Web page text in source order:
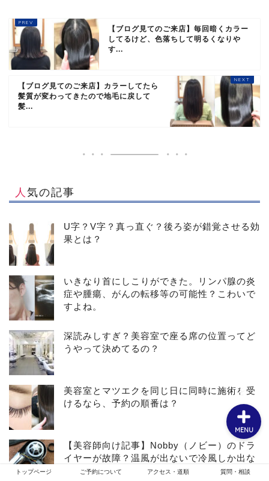
【ブログ見てのご来店】毎回暗くカラー
してるけど、色落ちして明るくなりや
す...
【ブログ見てのご来店】カラーしてたら
髪質が変わってきたので地毛に戻して
髪...
人気の記事
U字？V字？真っ直ぐ？後ろ姿が錯覚させる効
果とは？
いきなり首にしこりができた。リンパ腺の炎
症や腫瘍、がんの転移等の可能性？こわいで
すよね。
深読みしすぎ？美容室で座る席の位置ってど
うやって決めてるの？
美容室とマツエクを同じ日に同時に施術を受
けるなら、予約の順番は？
【美容師向け記事】Nobby（ノビー）のドラ
イヤーが故障？温風が出ないで冷風しか出な
くなった時の直し方・対処法
トップページ ご予約について アクセス・道順 質問・相談
MENU
お客様スタイル